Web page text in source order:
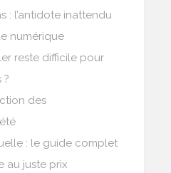
: l’antidote inattendu
numérique
reste difficile pour
?
des
: le guide complet
au juste prix